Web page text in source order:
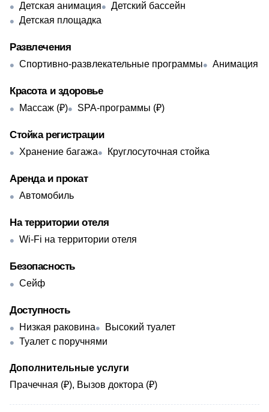
Детская анимация
Детский бассейн
Детская площадка
Развлечения
Спортивно-развлекательные программы Анимация
Красота и здоровье
Массаж (₽) SPA-программы (₽)
Стойка регистрации
Хранение багажа Круглосуточная стойка
Аренда и прокат
Автомобиль
На территории отеля
Wi-Fi на территории отеля
Безопасность
Сейф
Доступность
Низкая раковина
Высокий туалет
Туалет с поручнями
Дополнительные услуги
Прачечная (₽), Вызов доктора (₽)